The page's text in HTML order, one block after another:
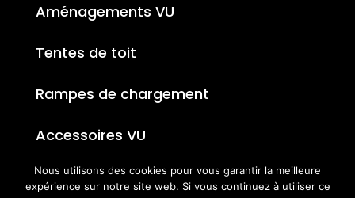
Aménagements VU
Tentes de toit
Rampes de chargement
Accessoires VU
Nous utilisons des cookies pour vous garantir la meilleure
expérience sur notre site web. Si vous continuez à utiliser ce